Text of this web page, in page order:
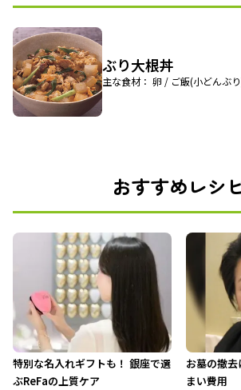
ぶり大根丼
主な食材： 卵 / ご飯(小どんぶ
おすすめレシ
特別な名入れギフトも！ 銀座で選
ぶReFaの上質ケア
お墓の撤
まい費用